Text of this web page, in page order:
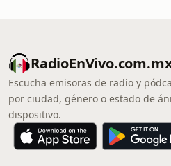
Escucha emisoras de radio y
por ciudad, género o estado de
dispositivo.